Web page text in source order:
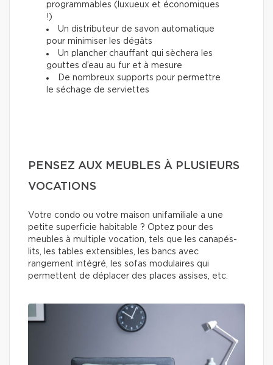
programmables (luxueux et économiques
!)
Un distributeur de savon automatique
pour minimiser les dégâts
Un plancher chauffant qui sèchera les
gouttes d’eau au fur et à mesure
De nombreux supports pour permettre
le séchage de serviettes
PENSEZ AUX MEUBLES À PLUSIEURS
VOCATIONS
Votre condo ou votre maison unifamiliale a une
petite superficie habitable ? Optez pour des
meubles à multiple vocation, tels que les canapés-
lits, les tables extensibles, les bancs avec
rangement intégré, les sofas modulaires qui
permettent de déplacer des places assises, etc.